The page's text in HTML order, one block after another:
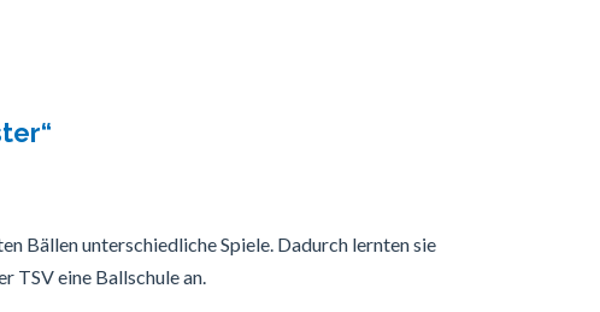
Bällen unterschiedliche Spiele. Dadurch lernten sie
TSV eine Ballschule an.